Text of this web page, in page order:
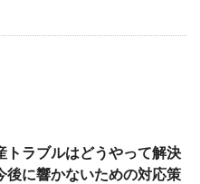
トラブルはどうやって解決
後に響かないための対応策